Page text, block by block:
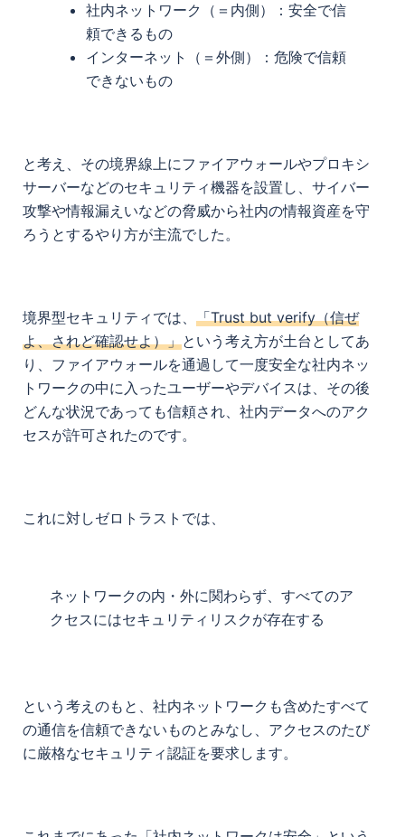
社内ネットワーク（＝内側）：安全で信
頼できるもの
インターネット（＝外側）：危険で信頼
できないもの
と考え、その境界線上にファイアウォールやプロキシ
サーバーなどのセキュリティ機器を設置し、サイバー
攻撃や情報漏えいなどの脅威から社内の情報資産を守
ろうとするやり方が主流でした。
境界型セキュリティでは、 「Trust but verify（信ぜ
よ、されど確認せよ）」という考え方が土台としてあ
り、ファイアウォールを通過して一度安全な社内ネッ
トワークの中に入ったユーザーやデバイスは、その後
どんな状況であっても信頼され、社内データへのアク
セスが許可されたのです。
これに対しゼロトラストでは、
ネットワークの内・外に関わらず、すべてのア
クセスにはセキュリティリスクが存在する
という考えのもと、社内ネットワークも含めたすべて
の通信を信頼できないものとみなし、アクセスのたび
に厳格なセキュリティ認証を要求します。